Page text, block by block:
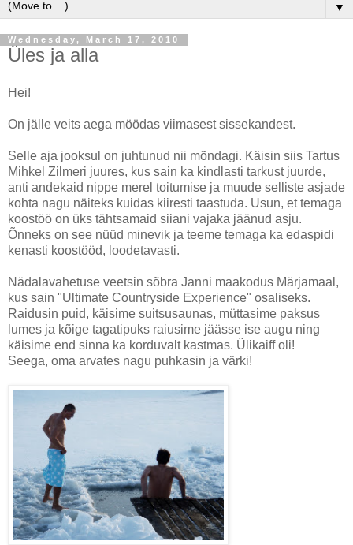
▼
Wednesday, March 17, 2010
Üles ja alla
Hei!
On jälle veits aega möödas viimasest sissekandest.
Selle aja jooksul on juhtunud nii mõndagi. Käisin siis Tartus
Mihkel Zilmeri juures, kus sain ka kindlasti tarkust juurde,
anti andekaid nippe merel toitumise ja muude selliste asjade
kohta nagu näiteks kuidas kiiresti taastuda. Usun, et temaga
koostöö on üks tähtsamaid siiani vajaka jäänud asju.
Õnneks on see nüüd minevik ja teeme temaga ka edaspidi
kenasti koostööd, loodetavasti.
Nädalavahetuse veetsin sõbra Janni maakodus Märjamaal,
kus sain "Ultimate Countryside Experience" osaliseks.
Raidusin puid, käisime suitsusaunas, müttasime paksus
lumes ja kõige tagatipuks raiusime jäässe ise augu ning
käisime end sinna ka korduvalt kastmas. Ülikaiff oli!
Seega, oma arvates nagu puhkasin ja värki!